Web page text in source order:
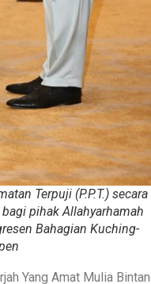
Terpuji (P.P.T.) secara
pihak Allahyarhamah
Bahagian Kuching-
Yang Amat Mulia